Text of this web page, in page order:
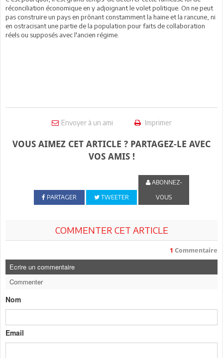
réconciliation économique en y adjoignant le volet politique. On ne peut
pas construire un pays en prônant constamment la haine et la rancune, ni
en ostracisant une partie de la population pour faits de collaboration
réels ou supposés avec l'ancien régime.
Envoyer à un ami Imprimer
VOUS AIMEZ CET ARTICLE ? PARTAGEZ-LE AVEC
VOS AMIS !
PARTAGER TWEETER
ABONNEZ-
VOUS
COMMENTER CET ARTICLE
1 Commentaire
Ecrire un commentaire
Commenter
Nom
Email